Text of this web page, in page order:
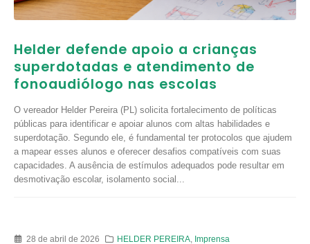
Helder defende apoio a crianças
superdotadas e atendimento de
fonoaudiólogo nas escolas
O vereador Helder Pereira (PL) solicita fortalecimento de políticas
públicas para identificar e apoiar alunos com altas habilidades e
superdotação. Segundo ele, é fundamental ter protocolos que ajudem
a mapear esses alunos e oferecer desafios compatíveis com suas
capacidades. A ausência de estímulos adequados pode resultar em
desmotivação escolar, isolamento social...
28 de abril de 2026 HELDER PEREIRA Imprensa